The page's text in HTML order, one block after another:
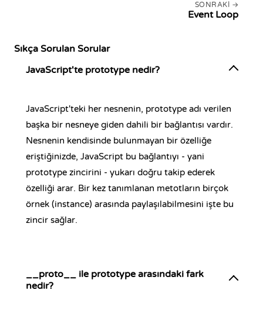
SONRAKI
Event Loop
Sıkça Sorulan Sorular
JavaScript'te prototype nedir?
JavaScript'teki her nesnenin, prototype adı verilen
başka bir nesneye giden dahili bir bağlantısı vardır.
Nesnenin kendisinde bulunmayan bir özelliğe
eriştiğinizde, JavaScript bu bağlantıyı - yani
prototype zincirini - yukarı doğru takip ederek
özelliği arar. Bir kez tanımlanan metotların birçok
örnek (instance) arasında paylaşılabilmesini işte bu
zincir sağlar.
__proto__ ile prototype arasındaki fark
nedir?